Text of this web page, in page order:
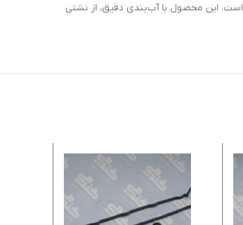
405، پارس و سمند است. این محصول با آب‌بندی دقیق، از نشتی